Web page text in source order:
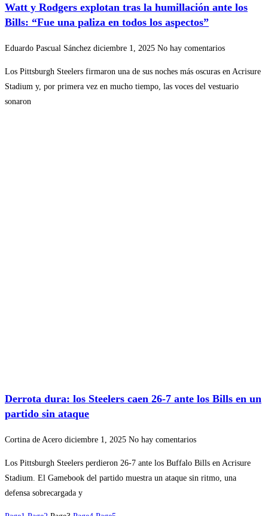
Watt y Rodgers explotan tras la humillación ante los
Bills: “Fue una paliza en todos los aspectos”
Eduardo Pascual Sánchez diciembre 1, 2025 No hay comentarios
Los Pittsburgh Steelers firmaron una de sus noches más oscuras en Acrisure
Stadium y, por primera vez en mucho tiempo, las voces del vestuario
sonaron
Derrota dura: los Steelers caen 26-7 ante los Bills en un
partido sin ataque
Cortina de Acero diciembre 1, 2025 No hay comentarios
Los Pittsburgh Steelers perdieron 26-7 ante los Buffalo Bills en Acrisure
Stadium. El Gamebook del partido muestra un ataque sin ritmo, una
defensa sobrecargada y